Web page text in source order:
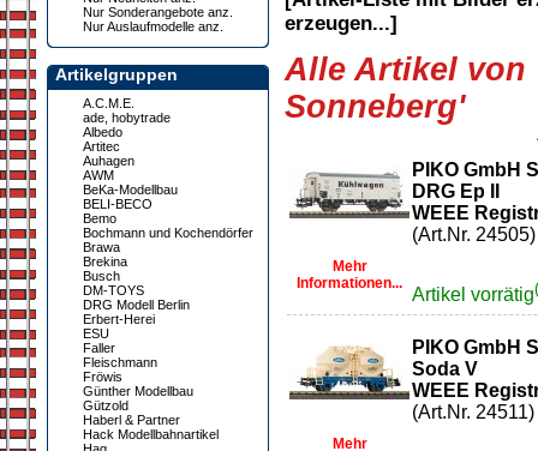
Nur Sonderangebote anz.
Nur Auslaufmodelle anz.
Artikelgruppen
A.C.M.E.
ade, hobytrade
Albedo
Artitec
Auhagen
AWM
BeKa-Modellbau
BELI-BECO
Bemo
Bochmann und Kochendörfer
Brawa
Brekina
Busch
DM-TOYS
DRG Modell Berlin
Erbert-Herei
ESU
Faller
Fleischmann
Fröwis
Günther Modellbau
Gützold
Haberl & Partner
Hack Modellbahnartikel
erzeugen...]
Alle Artikel von
Sonneberg'
Mehr
Informationen...
PIKO GmbH
DRG Ep II
WEEE
(Art.Nr. 24505)
Artikel vorrätig
Mehr
PIKO GmbH
Soda V
WEEE
(Art.Nr. 24511)